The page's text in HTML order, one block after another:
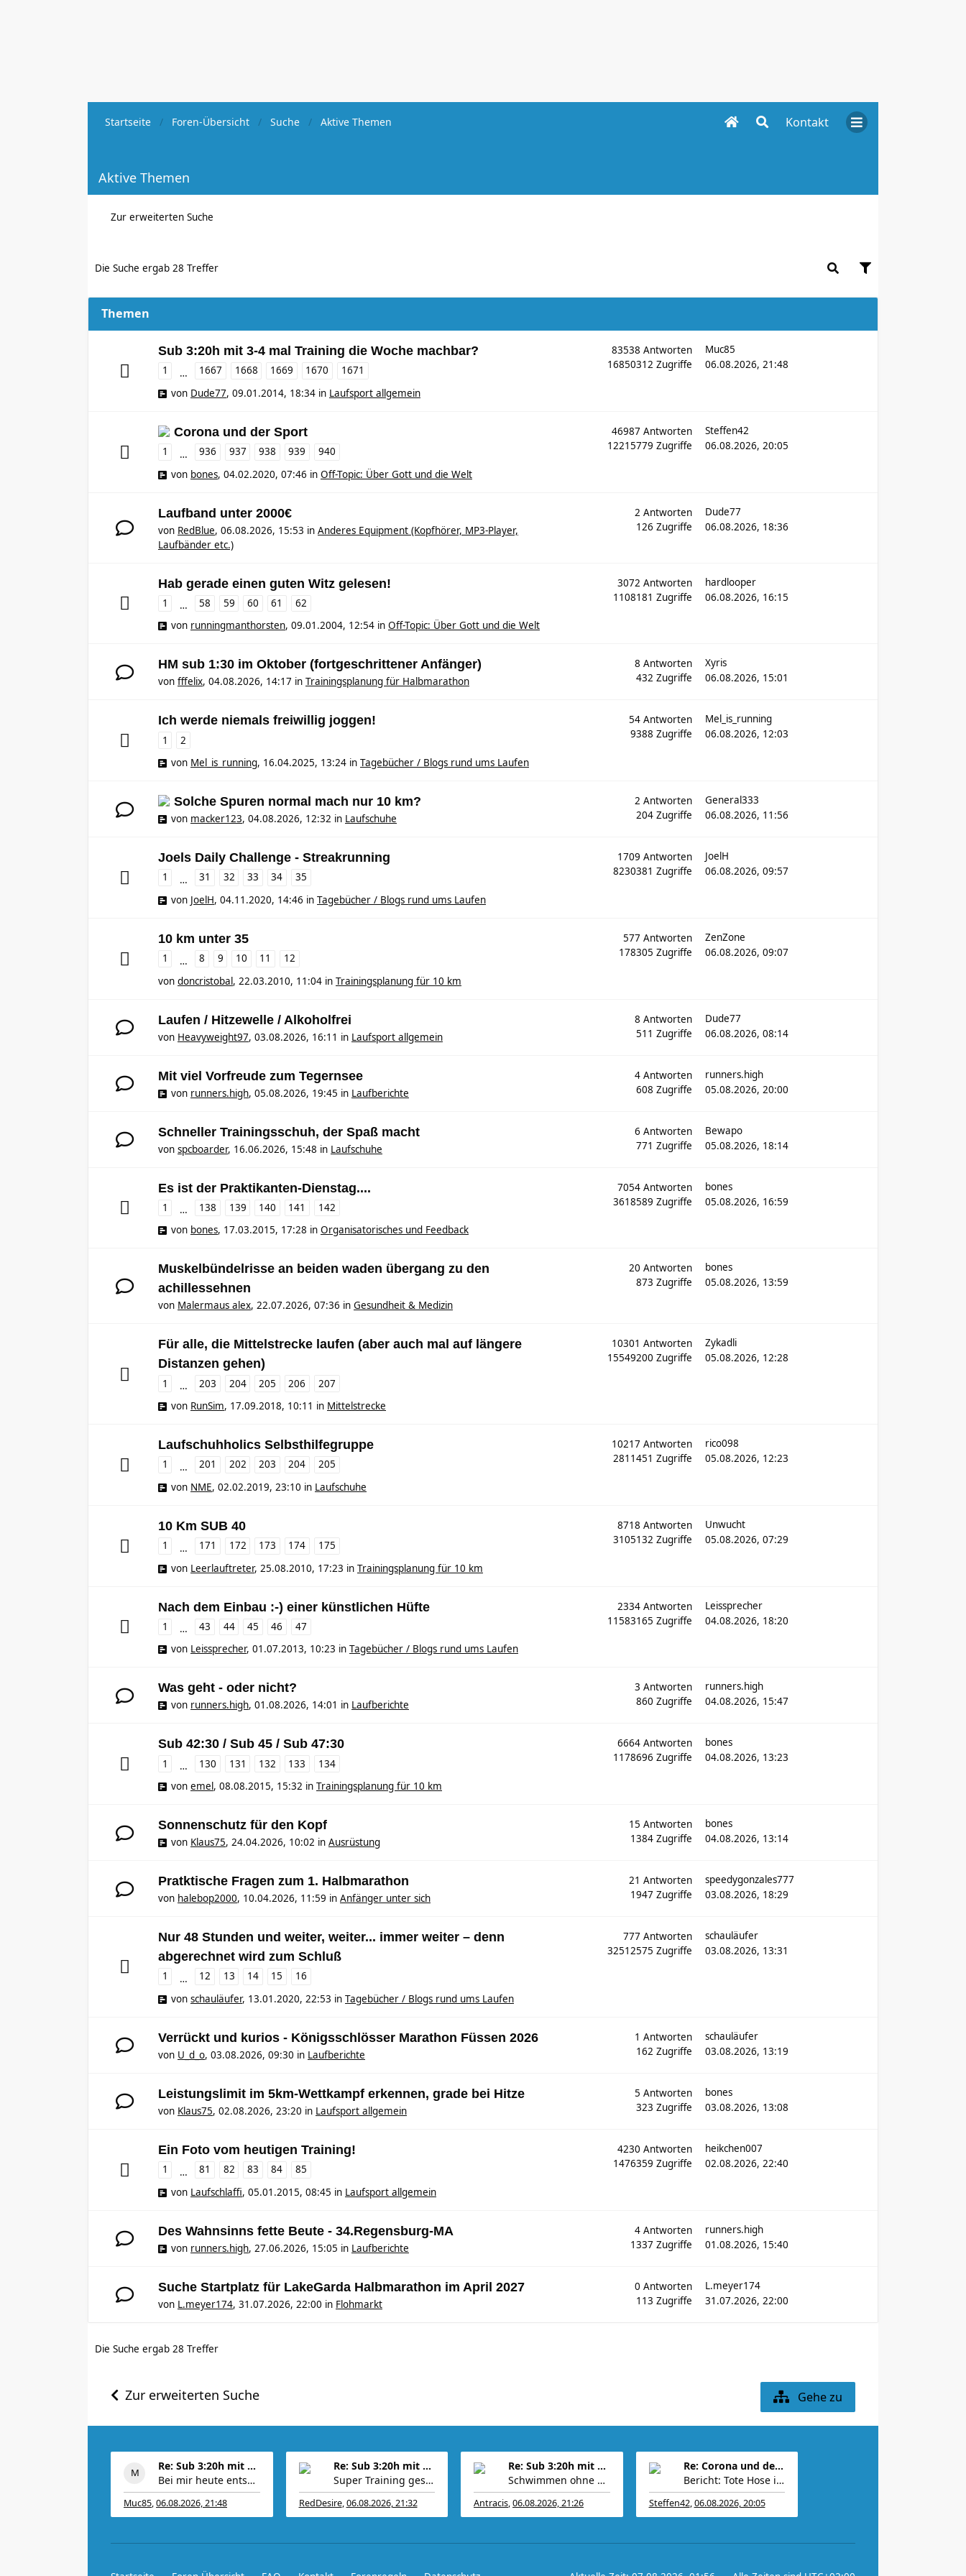
Kontakt
Startseite Foren-Übersicht Suche Aktive Themen
Aktive Themen
Zur erweiterten Suche
Die Suche ergab 28 Treffer
Themen
Sub 3:20h mit 3-4 mal Training die Woche machbar?
1 … 1667 1668 1669 1670
1671
von Dude77, 09.01.2014, 18:34 in Laufsport allgemein
83538Antworten
16850312Zugriffe
Muc85
06.08.2026, 21:48
Corona und der Sport
1 … 936 937 938 939
940
von bones, 04.02.2020, 07:46 in Off-Topic: Über Gott und die Welt
46987Antworten
12215779Zugriffe
Steffen42
06.08.2026, 20:05
Laufband unter 2000€
von RedBlue, 06.08.2026, 15:53 in Anderes Equipment (Kopfhörer, MP3-Player,
Laufbänder etc.)
2Antworten
126Zugriffe
Dude77
06.08.2026, 18:36
Hab gerade einen guten Witz gelesen!
1 … 58 59 60 61
62
von runningmanthorsten, 09.01.2004, 12:54 in Off-Topic: Über Gott und die Welt
3072Antworten
1108181Zugriffe
hardlooper
06.08.2026, 16:15
HM sub 1:30 im Oktober (fortgeschrittener Anfänger)
von fffelix, 04.08.2026, 14:17 in Trainingsplanung für Halbmarathon
8Antworten
432Zugriffe
Xyris
06.08.2026, 15:01
Ich werde niemals freiwillig joggen!
1
2
von Mel_is_running, 16.04.2025, 13:24 in Tagebücher / Blogs rund ums Laufen
54Antworten
9388Zugriffe
Mel_is_running
06.08.2026, 12:03
Solche Spuren normal mach nur 10 km?
von macker123, 04.08.2026, 12:32 in Laufschuhe
2Antworten
204Zugriffe
General333
06.08.2026, 11:56
Joels Daily Challenge - Streakrunning
1 … 31 32 33 34
35
von JoelH, 04.11.2020, 14:46 in Tagebücher / Blogs rund ums Laufen
1709Antworten
8230381Zugriffe
JoelH
06.08.2026, 09:57
10 km unter 35
1 … 8 9 10 11
12
von doncristobal, 22.03.2010, 11:04 in Trainingsplanung für 10 km
577Antworten
178305Zugriffe
ZenZone
06.08.2026, 09:07
Laufen / Hitzewelle / Alkoholfrei
von Heavyweight97, 03.08.2026, 16:11 in Laufsport allgemein
8Antworten
511Zugriffe
Dude77
06.08.2026, 08:14
Mit viel Vorfreude zum Tegernsee
von runners.high, 05.08.2026, 19:45 in Laufberichte
4Antworten
608Zugriffe
runners.high
05.08.2026, 20:00
Schneller Trainingsschuh, der Spaß macht
von spcboarder, 16.06.2026, 15:48 in Laufschuhe
6Antworten
771Zugriffe
Bewapo
05.08.2026, 18:14
Es ist der Praktikanten-Dienstag....
1 … 138 139 140 141
142
von bones, 17.03.2015, 17:28 in Organisatorisches und Feedback
7054Antworten
3618589Zugriffe
bones
05.08.2026, 16:59
Muskelbündelrisse an beiden waden übergang zu den
achillessehnen
von Malermaus alex, 22.07.2026, 07:36 in Gesundheit & Medizin
20Antworten
873Zugriffe
bones
05.08.2026, 13:59
Für alle, die Mittelstrecke laufen (aber auch mal auf längere
Distanzen gehen)
1 … 203 204 205 206
207
von RunSim, 17.09.2018, 10:11 in Mittelstrecke
10301Antworten
15549200Zugriffe
Zykadli
05.08.2026, 12:28
Laufschuhholics Selbsthilfegruppe
1 … 201 202 203 204
205
von NME, 02.02.2019, 23:10 in Laufschuhe
10217Antworten
2811451Zugriffe
rico098
05.08.2026, 12:23
10 Km SUB 40
1 … 171 172 173 174
175
von Leerlauftreter, 25.08.2010, 17:23 in Trainingsplanung für 10 km
8718Antworten
3105132Zugriffe
Unwucht
05.08.2026, 07:29
Nach dem Einbau :-) einer künstlichen Hüfte
1 … 43 44 45 46
47
von Leissprecher, 01.07.2013, 10:23 in Tagebücher / Blogs rund ums Laufen
2334Antworten
11583165Zugriffe
Leissprecher
04.08.2026, 18:20
Was geht - oder nicht?
von runners.high, 01.08.2026, 14:01 in Laufberichte
3Antworten
860Zugriffe
runners.high
04.08.2026, 15:47
Sub 42:30 / Sub 45 / Sub 47:30
1 … 130 131 132 133
134
von emel, 08.08.2015, 15:32 in Trainingsplanung für 10 km
6664Antworten
1178696Zugriffe
bones
04.08.2026, 13:23
Sonnenschutz für den Kopf
von Klaus75, 24.04.2026, 10:02 in Ausrüstung
15Antworten
1384Zugriffe
bones
04.08.2026, 13:14
Pratktische Fragen zum 1. Halbmarathon
von halebop2000, 10.04.2026, 11:59 in Anfänger unter sich
21Antworten
1947Zugriffe
speedygonzales777
03.08.2026, 18:29
Nur 48 Stunden und weiter, weiter... immer weiter – denn
abgerechnet wird zum Schluß
1 … 12 13 14 15
16
von schauläufer, 13.01.2020, 22:53 in Tagebücher / Blogs rund ums Laufen
777Antworten
32512575Zugriffe
schauläufer
03.08.2026, 13:31
Verrückt und kurios - Königsschlösser Marathon Füssen 2026
von U_d_o, 03.08.2026, 09:30 in Laufberichte
1Antworten
162Zugriffe
schauläufer
03.08.2026, 13:19
Leistungslimit im 5km-Wettkampf erkennen, grade bei Hitze
von Klaus75, 02.08.2026, 23:20 in Laufsport allgemein
5Antworten
323Zugriffe
bones
03.08.2026, 13:08
Ein Foto vom heutigen Training!
1 … 81 82 83 84
85
von Laufschlaffi, 05.01.2015, 08:45 in Laufsport allgemein
4230Antworten
1476359Zugriffe
heikchen007
02.08.2026, 22:40
Des Wahnsinns fette Beute - 34.Regensburg-MA
von runners.high, 27.06.2026, 15:05 in Laufberichte
4Antworten
1337Zugriffe
runners.high
01.08.2026, 15:40
Suche Startplatz für LakeGarda Halbmarathon im April 2027
von L.meyer174, 31.07.2026, 22:00 in Flohmarkt
0Antworten
113Zugriffe
L.meyer174
31.07.2026, 22:00
Die Suche ergab 28 Treffer
Zur erweiterten Suche Gehe zu
Re: Sub 3:20h mit 3-4 mal Training die Woche machb
Bei mir heute entspannt 10km very easy @5:20
Muc85,06.08.2026, 21:48
Re: Sub 3:20h mit 3-4 mal Training die Woche machb
Super Training gestern Antracis Wollte schon mal v
RedDesire,06.08.2026, 21:32
Re: Sub 3:20h mit 3-4 mal Training die Woche machb
Schwimmen ohne Neo ist zäh. Heute 2553m in 67 Minu
Antracis,06.08.2026, 21:26
Re: Corona und der Sport
Bericht: Tote Hose in der Grokipedia: „Das US-M
Steffen42,06.08.2026, 20:05